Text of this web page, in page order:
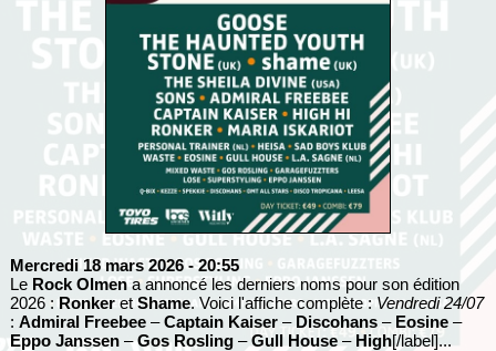
Mercredi 18 mars 2026 - 20:55
Le Rock Olmena annoncé les derniers noms pour son édition
2026 : Ronkeret Shame. Voici l'affiche complète : Vendredi 24/07
: Admiral Freebee–Captain Kaiser– Discohans– Eosine–
Eppo Janssen–Gos Rosling–Gull House– High[/label]...